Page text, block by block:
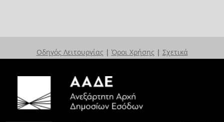
Οδηγός Λειτουργίας | Όροι Χρήσης | Σχετικά